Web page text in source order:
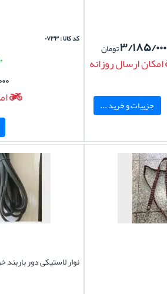
۳/۱۸۵/۰۰۰تومان
امکان ارسال روزانه
جزییات و خرید ...
کد کالا : ۰۷۳۳
۱۰+
نوار لاستیکی دور باربند